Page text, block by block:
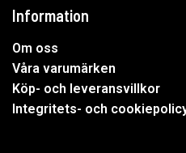
Information
Om oss
Våra varumärken
Köp- och leveransvillkor
Integritets- och